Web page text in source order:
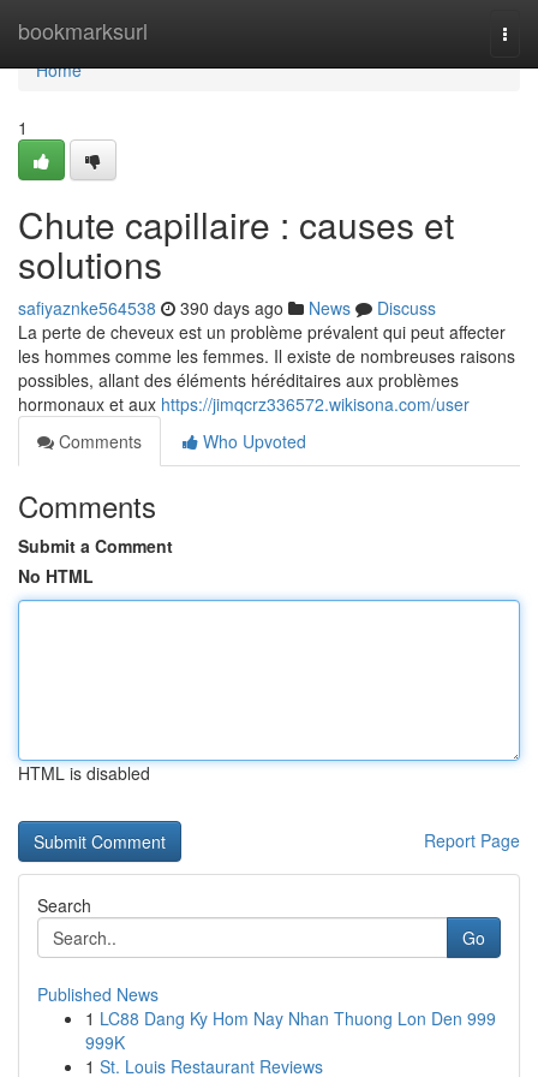
bookmarksurl
Home
Home
1
Chute capillaire : causes et
solutions
safiyaznke564538 390 days ago News
Discuss
La perte de cheveux est un problème prévalent qui peut affecter
les hommes comme les femmes. Il existe de nombreuses raisons
possibles, allant des éléments héréditaires aux problèmes
hormonaux et aux https://jimqcrz336572.wikisona.com/user
Comments
Who Upvoted
Comments
Submit a Comment
No HTML
HTML is disabled
Report Page
Search
Go
Published News
1 LC88 Dang Ky Hom Nay Nhan Thuong Lon Den 999
999K
1 St. Louis Restaurant Reviews